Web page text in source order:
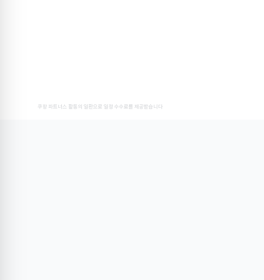
쿠팡 파트너스 활동의 일환으로 일정 수수료를 제공받습니다